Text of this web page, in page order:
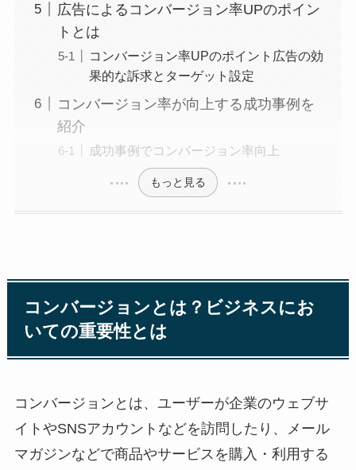
広告によるコンバージョン率UPのポイン
トとは
コンバージョン率UPのポイント広告の効
果的な訴求とターゲット設定
コンバージョン率が向上する成功事例を
紹介
成功事例でコンバージョン率向上
もっと見る
コンバージョンとは？ビジネスにお
いての重要性とは
コンバージョンとは、ユーザーが企業のウェブサ
イトやSNSアカウントなどを訪問したり、メール
マガジンなどで商品やサービスを購入・利用する